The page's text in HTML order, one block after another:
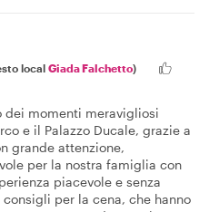
local Giada Falchetto)
dei momenti meravigliosi
e il Palazzo Ducale, grazie a
grande attenzione,
per la nostra famiglia con
piacevole e senza
per la cena, che hanno